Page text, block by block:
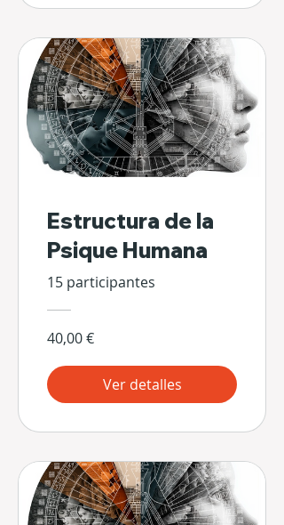
Estructura de la
Psique Humana
15 participantes
40,00 €
Ver detalles